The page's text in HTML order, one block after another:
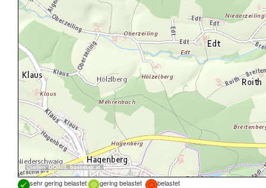
Quellen: DORIS,basemap.at
sehr gering belastet gering belastet
belastet